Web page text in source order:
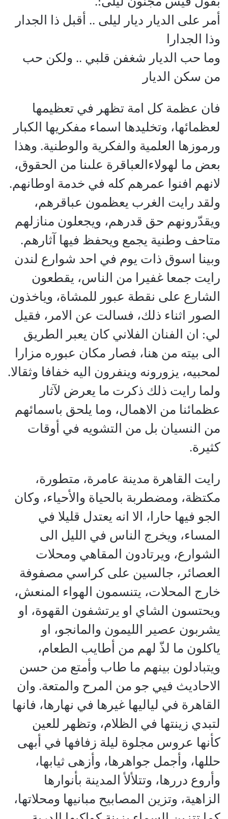
أمر على الديار ديار ليلى .. أقبل ذا الجدار
وذا الجدارا
وما حب الديار شغفن قلبي .. ولكن حب
من سكن الديار
فان عظمة كل امة تظهر في تعظيمها
لعظمائها، وتخليدها اسماء مفكريها الكبار
ورموزها العلمية والفكرية والوطنية. وهذا
بعض ما لهولاءالعباقرة علىنا من الحقوق،
لانهم افنوا عمرهم كله في خدمة اوطانهم.
ولقد رايت الغرب يعظمون عباقرهم،
ويقدّرونهم حق قدرهم، ويجعلون منازلهم
متاحف وطنية يجمع ويحفظ فيها آثارهم.
وبينا اسوق ذات يوم في احد شوارع لندن
رايت جمعا غفيرا من الناس، يقطعون
الشارع على نقطة عبور للمشاة، وياخذون
الصور اثناء ذلك، فسالت عن الامر، فقيل
لي: ان الفنان الفلاني كان يعبر الطريق
الى بيته من هنا، فصار مكان عبوره مزارا
لمحبيه، يزورونه وينفرون اليه خفافا وثقالا.
ولما رايت ذلك ذكرت ما يعرض لآثار
عظمائنا من الاهمال، وما يلحق باسمائهم
من النسيان بل من التشويه في أوقات
كثيرة.
رايت القاهرة مدينة عامرة، متطورة،
مكتظة، ومضطربة بالحياة والأحياء، وكان
الجو فيها حارا، الا انه يعتدل قليلا في
المساء، ويخرج الناس في الليل الى
الشوارع، ويرتادون المقاهي ومحلات
العصائر، جالسين على كراسي مصفوفة
خارج المحلات، يتنسمون الهواء المنعش،
ويحتسون الشاي او يرتشفون القهوة، او
يشربون عصير الليمون والمانجو، او
ياكلون ما لذّ لهم من أطايب الطعام،
ويتبادلون بينهم ما طاب وأمتع من حسن
الاحاديث فيي جو من المرح والمتعة. وان
القاهرة في لياليها غيرها في نهارها، فانها
لتبدي زينتها في الظلام، وتظهر للعين
كأنها عروس مجلوة ليلة زفافها في أبهى
حللها، وأجمل جواهرها، وأزهى ثيابها،
وأروع دررها، وتتلألأ المدينة بأنوارها
الزاهية، وتزين المصابيح مبانيها ومحلاتها،